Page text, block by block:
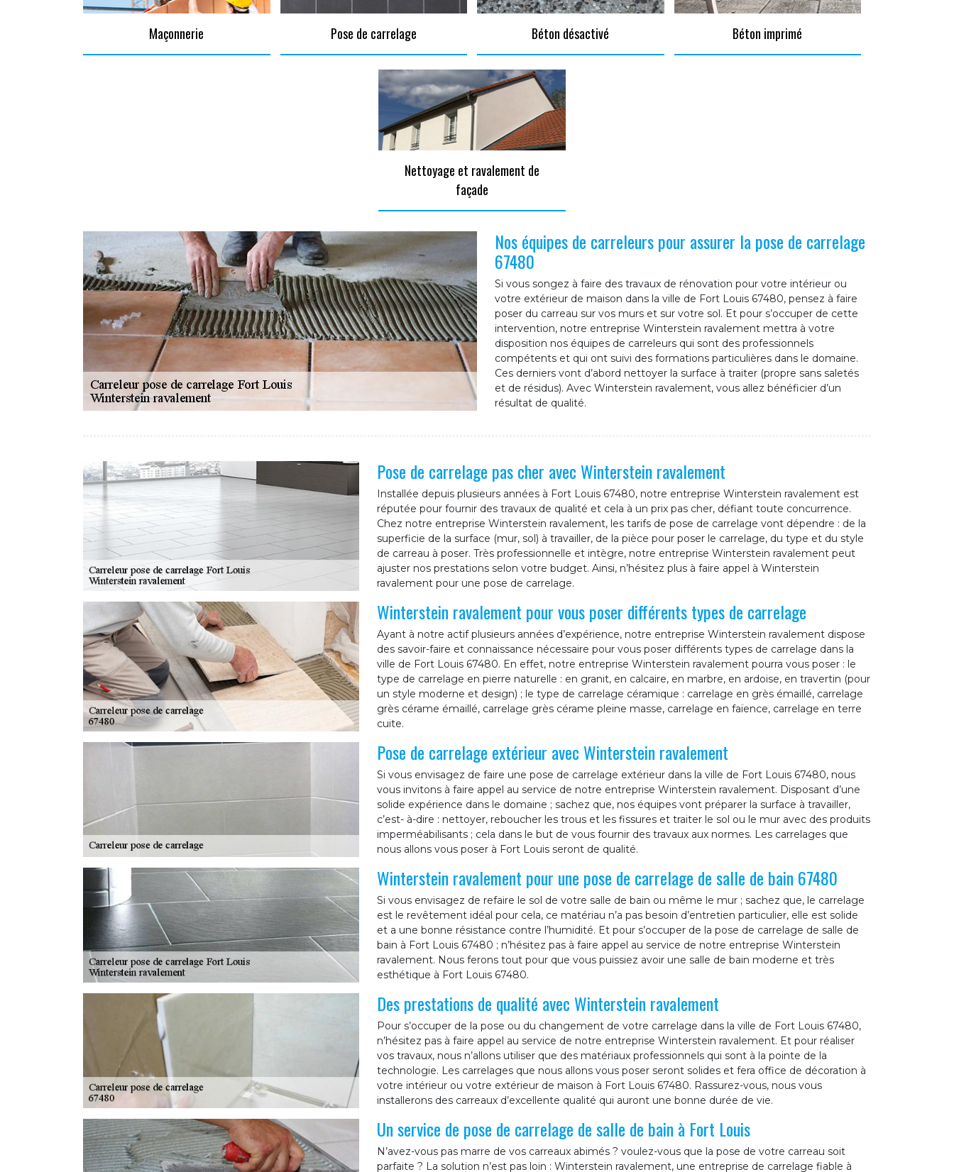
Maçonnerie Pose de carrelage Béton désactivé Béton imprimé
Nettoyage et ravalement de
façade
Nos équipes de carreleurs pour assurer la pose de carrelage
67480
Si vous songez à faire des travaux de rénovation pour votre intérieur ou
votre extérieur de maison dans la ville de Fort Louis 67480, pensez à faire
poser du carreau sur vos murs et sur votre sol. Et pour s’occuper de cette
intervention, notre entreprise Winterstein ravalement mettra à votre
disposition nos équipes de carreleurs qui sont des professionnels
compétents et qui ont suivi des formations particulières dans le domaine.
Ces derniers vont d’abord nettoyer la surface à traiter (propre sans saletés
et de résidus). Avec Winterstein ravalement, vous allez bénéficier d’un
résultat de qualité.
Pose de carrelage pas cher avec Winterstein ravalement
Installée depuis plusieurs années à Fort Louis 67480, notre entreprise Winterstein ravalement est
réputée pour fournir des travaux de qualité et cela à un prix pas cher, défiant toute concurrence.
Chez notre entreprise Winterstein ravalement, les tarifs de pose de carrelage vont dépendre : de la
superficie de la surface (mur, sol) à travailler, de la pièce pour poser le carrelage, du type et du style
de carreau à poser. Très professionnelle et intègre, notre entreprise Winterstein ravalement peut
ajuster nos prestations selon votre budget. Ainsi, n’hésitez plus à faire appel à Winterstein
ravalement pour une pose de carrelage.
Winterstein ravalement pour vous poser différents types de carrelage
Ayant à notre actif plusieurs années d’expérience, notre entreprise Winterstein ravalement dispose
des savoir-faire et connaissance nécessaire pour vous poser différents types de carrelage dans la
ville de Fort Louis 67480. En effet, notre entreprise Winterstein ravalement pourra vous poser : le
type de carrelage en pierre naturelle : en granit, en calcaire, en marbre, en ardoise, en travertin (pour
un style moderne et design) ; le type de carrelage céramique : carrelage en grès émaillé, carrelage
grès cérame émaillé, carrelage grès cérame pleine masse, carrelage en faïence, carrelage en terre
cuite.
Pose de carrelage extérieur avec Winterstein ravalement
Si vous envisagez de faire une pose de carrelage extérieur dans la ville de Fort Louis 67480, nous
vous invitons à faire appel au service de notre entreprise Winterstein ravalement. Disposant d’une
solide expérience dans le domaine ; sachez que, nos équipes vont préparer la surface à travailler,
c’est- à-dire : nettoyer, reboucher les trous et les fissures et traiter le sol ou le mur avec des produits
imperméabilisants ; cela dans le but de vous fournir des travaux aux normes. Les carrelages que
nous allons vous poser à Fort Louis seront de qualité.
Winterstein ravalement pour une pose de carrelage de salle de bain 67480
Si vous envisagez de refaire le sol de votre salle de bain ou même le mur ; sachez que, le carrelage
est le revêtement idéal pour cela, ce matériau n’a pas besoin d’entretien particulier, elle est solide
et a une bonne résistance contre l’humidité. Et pour s’occuper de la pose de carrelage de salle de
bain à Fort Louis 67480 ; n’hésitez pas à faire appel au service de notre entreprise Winterstein
ravalement. Nous ferons tout pour que vous puissiez avoir une salle de bain moderne et très
esthétique à Fort Louis 67480.
Des prestations de qualité avec Winterstein ravalement
Pour s’occuper de la pose ou du changement de votre carrelage dans la ville de Fort Louis 67480,
n’hésitez pas à faire appel au service de notre entreprise Winterstein ravalement. Et pour réaliser
vos travaux, nous n’allons utiliser que des matériaux professionnels qui sont à la pointe de la
technologie. Les carrelages que nous allons vous poser seront solides et fera office de décoration à
votre intérieur ou votre extérieur de maison à Fort Louis 67480. Rassurez-vous, nous vous
installerons des carreaux d’excellente qualité qui auront une bonne durée de vie.
Un service de pose de carrelage de salle de bain à Fort Louis
N’avez-vous pas marre de vos carreaux abimés ? voulez-vous que la pose de votre carreau soit
parfaite ? La solution n’est pas loin : Winterstein ravalement, une entreprise de carrelage fiable à